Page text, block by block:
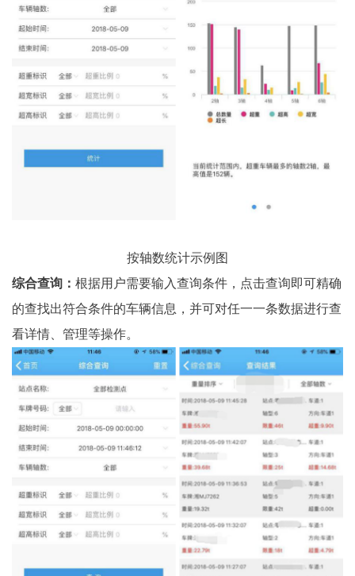
按轴数统计示例图
综合查询： 根据用户需要输入查询条件，点击查询即可精确
的查找出符合条件的车辆信息，并可对任一一条数据进行查
看详情、管理等操作。